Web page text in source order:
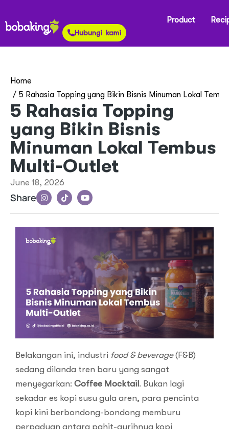
Hubungi kami
Product
You are here:
Home
5 Rahasia Topping yang Bikin Bisnis Minuman Lokal
5 Rahasia Topping
yang Bikin Bisnis
Minuman Lokal Tembus
Multi-Outlet
June 18, 2026
Share
Belakangan ini, industri food & beverage(F&B)
sedang dilanda tren baru yang sangat
menyegarkan: Coffee Mocktail. Bukan lagi
sekadar es kopi susu gula aren, para pencinta
kopi kini berbondong-bondong memburu
perpaduan antara pahit-gurihnya kopi